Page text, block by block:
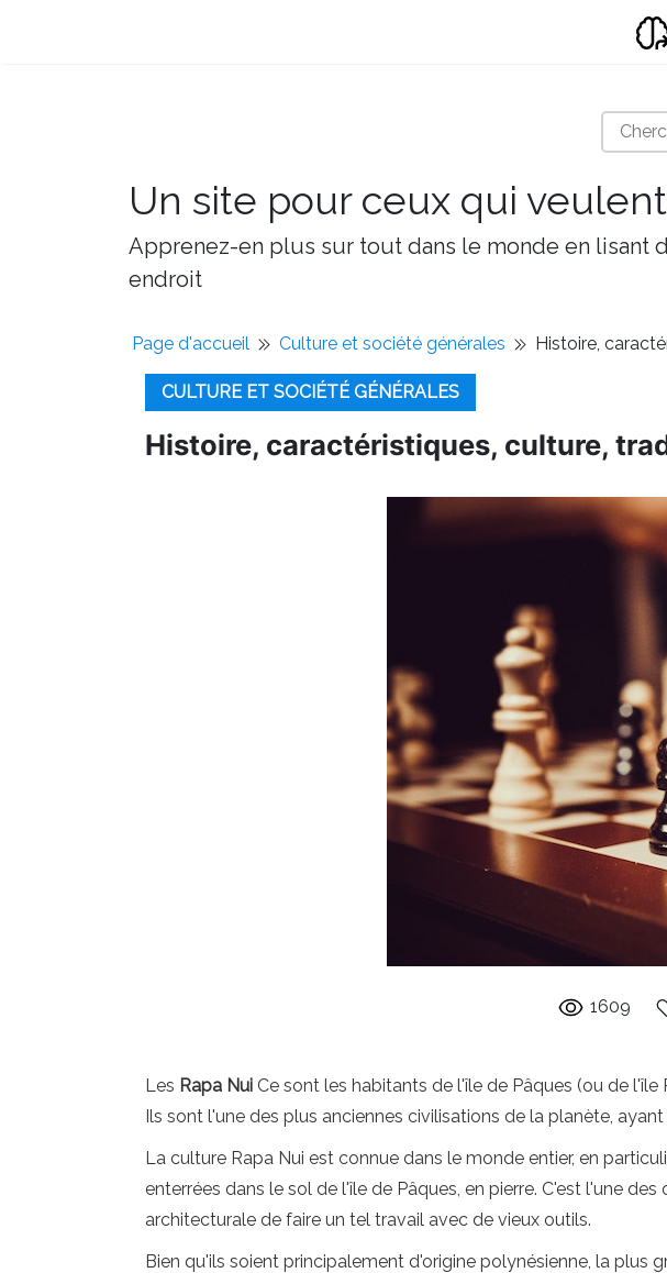
Un site pour ceux qui
Apprenez-en plus sur tout dans le monde en lisant
endroit
Page d'accueil Culture et société générales Histoire,
CULTURE ET SOCIÉTÉ GÉNÉRALES
Histoire, caractéristiques, culture,
1609
Les Rapa Nui Ce sont les habitants de l'île de Pâques (ou de
Ils sont l'une des plus anciennes civilisations de la planète,
La culture Rapa Nui est connue dans le monde entier, en
enterrées dans le sol de l'île de Pâques, en pierre. C'est l'une
architecturale de faire un tel travail avec de vieux outils.
Bien qu'ils soient principalement d'origine polynésienne, la plus